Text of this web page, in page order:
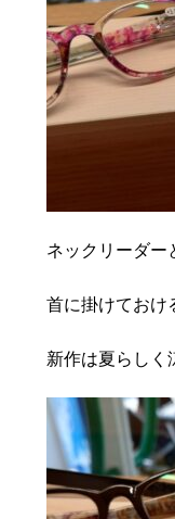
採用情報
ネックリーダー
首に掛けておけ
新作は夏らしく